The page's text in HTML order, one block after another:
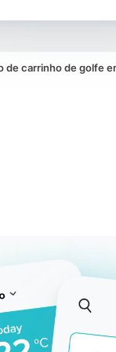
de carrinho de golfe